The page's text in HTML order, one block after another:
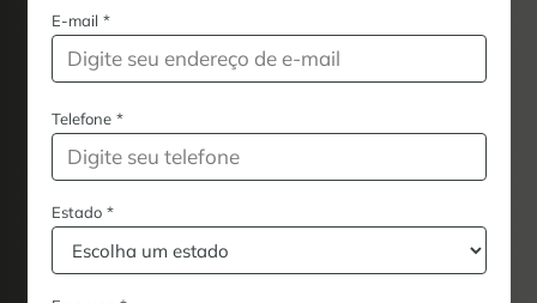
E-mail *
Telefone *
Estado *